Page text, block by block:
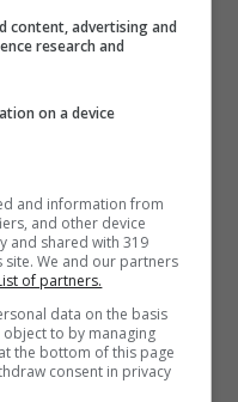
la
treni per i
content, advertising and
research and
on a device
and information from
and other device
and shared with 319
We and our partners
of partners.
data on the basis
to by managing
the bottom of this page
consent in privacy